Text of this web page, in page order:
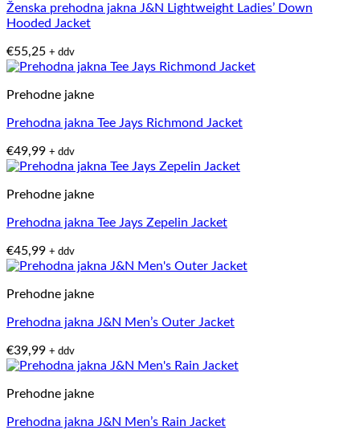
Ženska prehodna jakna J&N Lightweight Ladies’ Down
Hooded Jacket
€55,25 + ddv
Prehodne jakne
Prehodna jakna Tee Jays Richmond Jacket
€49,99 + ddv
Prehodne jakne
Prehodna jakna Tee Jays Zepelin Jacket
€45,99 + ddv
Prehodne jakne
Prehodna jakna J&N Men’s Outer Jacket
€39,99 + ddv
Prehodne jakne
Prehodna jakna J&N Men’s Rain Jacket